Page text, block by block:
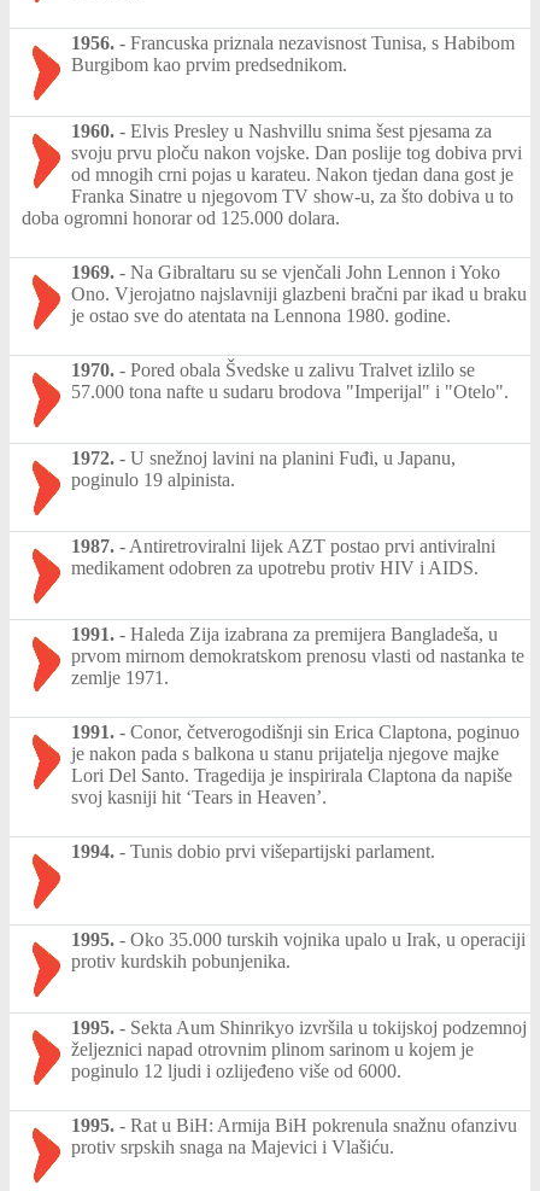
1956. - Francuska priznala nezavisnost Tunisa, s Habibom
Burgibom kao prvim predsednikom.
1960. - Elvis Presley u Nashvillu snima šest pjesama za
svoju prvu ploču nakon vojske. Dan poslije tog dobiva prvi
od mnogih crni pojas u karateu. Nakon tjedan dana gost je
Franka Sinatre u njegovom TV show-u, za što dobiva u to
doba ogromni honorar od 125.000 dolara.
1969. - Na Gibraltaru su se vjenčali John Lennon i Yoko
Ono. Vjerojatno najslavniji glazbeni bračni par ikad u braku
je ostao sve do atentata na Lennona 1980. godine.
1970. - Pored obala Švedske u zalivu Tralvet izlilo se
57.000 tona nafte u sudaru brodova "Imperijal" i "Otelo".
1972. - U snežnoj lavini na planini Fuđi, u Japanu,
poginulo 19 alpinista.
1987. - Antiretroviralni lijek AZT postao prvi antiviralni
medikament odobren za upotrebu protiv HIV i AIDS.
1991. - Haleda Zija izabrana za premijera Bangladeša, u
prvom mirnom demokratskom prenosu vlasti od nastanka te
zemlje 1971.
1991. - Conor, četverogodišnji sin Erica Claptona, poginuo
je nakon pada s balkona u stanu prijatelja njegove majke
Lori Del Santo. Tragedija je inspirirala Claptona da napiše
svoj kasniji hit ‘Tears in Heaven’.
1994. - Tunis dobio prvi višepartijski parlament.
1995. - Oko 35.000 turskih vojnika upalo u Irak, u operaciji
protiv kurdskih pobunjenika.
1995. - Sekta Aum Shinrikyo izvršila u tokijskoj podzemnoj
željeznici napad otrovnim plinom sarinom u kojem je
poginulo 12 ljudi i ozlijeđeno više od 6000.
1995. - Rat u BiH: Armija BiH pokrenula snažnu ofanzivu
protiv srpskih snaga na Majevici i Vlašiću.